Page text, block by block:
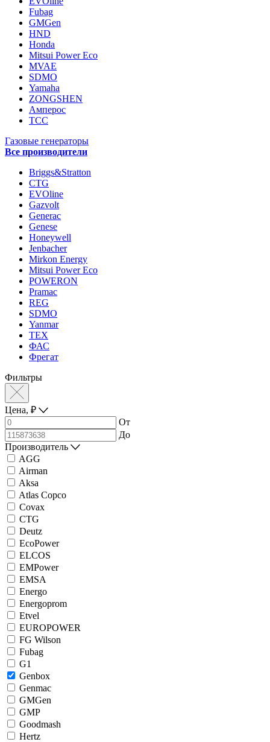
Fubag
GMGen
HND
Honda
Mitsui Power Eco
MVAE
SDMO
Yamaha
ZONGSHEN
Амперос
ТСС
Газовые генераторы
Все производители
Briggs&Stratton
CTG
EVOline
Gazvolt
Generac
Genese
Honeywell
Jenbacher
Mirkon Energy
Mitsui Power Eco
POWERON
Pramac
REG
SDMO
Yanmar
ТЕХ
ФАС
Фрегат
Фильтры
Цена, ₽
От
До
Производитель
AGG
Airman
Aksa
Atlas Copco
Covax
CTG
Deutz
EcoPower
ELCOS
EMPower
EMSA
Energo
Energoprom
Etvel
EUROPOWER
FG Wilson
Fubag
G1
Genbox
Genmac
GMGen
GMP
Goodmash
Hertz